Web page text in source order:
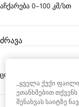
აჩქარება 0–100 კმ/სთ
ძრავა
ცილინდრების
„ყველა ქუქი
ეთანხმებით
შენახვას საიტზე